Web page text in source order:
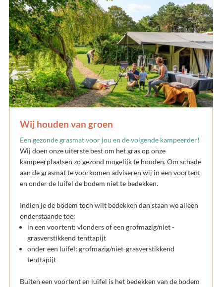
Wij houden van groen
Een gezonde grasmat voor jou en de volgende kampeerder!
Wij doen onze uiterste best om het gras op onze
kampeerplaatsen zo gezond mogelijk te houden. Om schade
aan de grasmat te voorkomen adviseren wij in een voortent
en onder de luifel de bodem niet te bedekken.
Indien je de bodem toch wilt bedekken dan staan we alleen
onderstaande toe:
in een voortent: vlonders of een grofmazig/niet -
grasverstikkend tenttapijt
onder een luifel: grofmazig/niet-grasverstikkend
tenttapijt
Buiten een voortent en luifel is het bedekken van de bodem